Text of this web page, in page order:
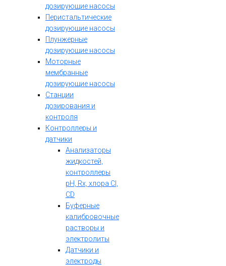
дозирующие насосы
Перистальтические
дозирующие насосы
Плунжерные
дозирующие насосы
Моторные
мембранные
дозирующие насосы
Станции
дозирования и
контроля
Контроллеры и
датчики
Анализаторы
жидкостей,
контроллеры
pH, Rx, хлора Cl,
CD
Буферные
калибровочные
растворы и
электролиты
Датчики и
электроды